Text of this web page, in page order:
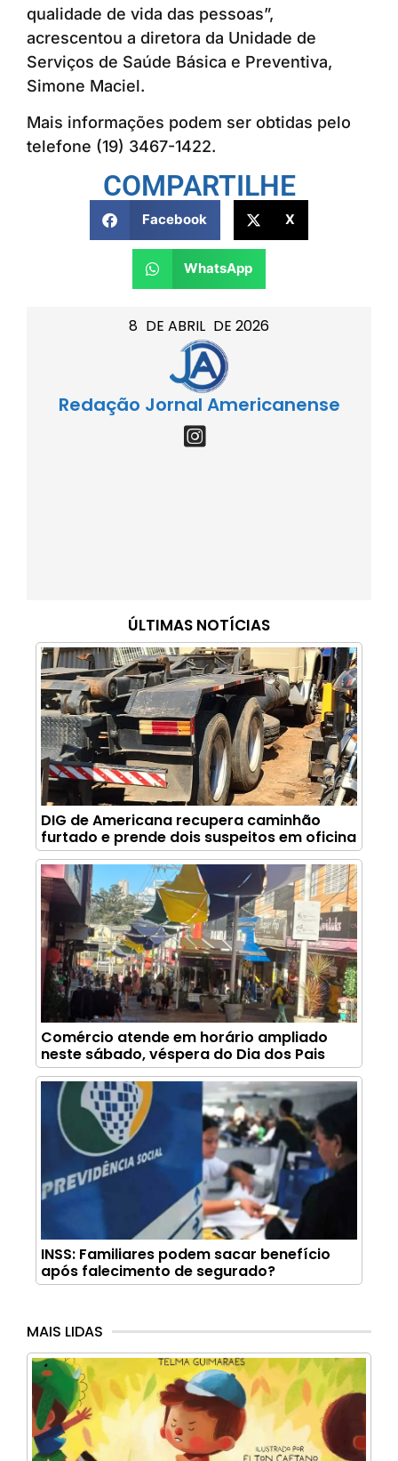
8 DE ABRIL DE 2026
Redação Jornal Americanense
ÚLTIMAS NOTÍCIAS
DIG de Americana recupera caminhão
furtado e prende dois suspeitos em oficina
Comércio atende em horário ampliado
neste sábado, véspera do Dia dos Pais
INSS: Familiares podem sacar benefício
após falecimento de segurado?
qualidade de vida das pessoas”,
acrescentou a diretora da Unidade de
Serviços de Saúde Básica e Preventiva,
Simone Maciel.
Mais informações podem ser obtidas pelo
telefone (19) 3467-1422.
COMPARTILHE
Facebook X
WhatsApp
MAIS LIDAS